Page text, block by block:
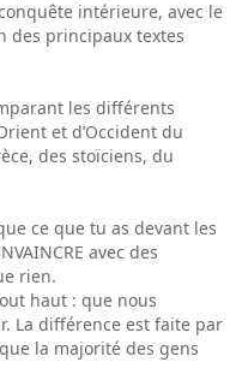
intérieure, avec le
des principaux textes
les différents
et d’Occident du
des stoïciens, du
ce que tu as devant les
avec des
rien.
haut : que nous
La différence est faite par
la majorité des gens